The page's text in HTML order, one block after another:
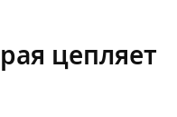
цепляет